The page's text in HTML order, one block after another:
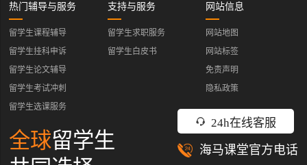
24h在线客服
海马课堂官方电话
热门辅导与服务
留学生课程辅导
留学生挂科申诉
留学生论文辅导
留学生考试冲刺
留学生选课服务
支持与服务
留学生求职服务
留学生白皮书
网站信息
网站地图
网站标签
免责声明
隐私政策
全球留学生